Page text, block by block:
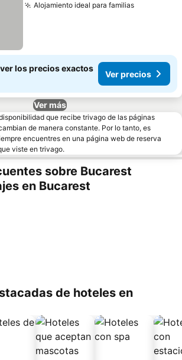
Alojamiento ideal para familiasVer
los precios exactos
Ver precios
Ver más
que recibe trivago de las páginas
de manera constante. Por lo tanto, es
encuentres en una página web de reserva
viste en trivago.
sobre Bucarest
en Bucarest
de hoteles en